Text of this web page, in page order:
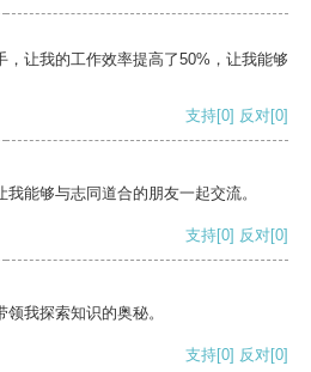
，让我的工作效率提高了50%，让我能够
支持[0] 反对[0]
能够与志同道合的朋友一起交流。
支持[0] 反对[0]
我探索知识的奥秘。
支持[0] 反对[0]